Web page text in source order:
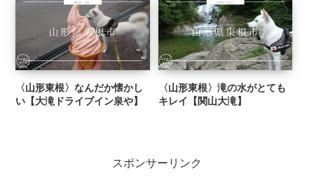
〈山形東根〉なんだか懐かし
い【大滝ドライブイン泉や】
〈山形東根〉滝の水がとても
キレイ【関山大滝】
スポンサーリンク